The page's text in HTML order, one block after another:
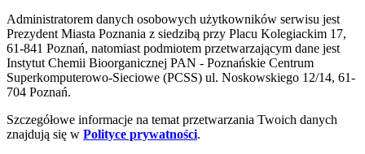
Administratorem danych osobowych użytkowników serwisu jest
Prezydent Miasta Poznania z siedzibą przy Placu Kolegiackim 17,
61-841 Poznań, natomiast podmiotem przetwarzającym dane jest
Instytut Chemii Bioorganicznej PAN - Poznańskie Centrum
Superkomputerowo-Sieciowe (PCSS) ul. Noskowskiego 12/14, 61-
704 Poznań.
Szczegółowe informacje na temat przetwarzania Twoich danych
znajdują się w Polityce prywatności.